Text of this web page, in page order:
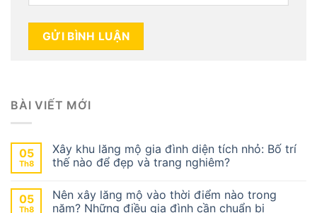
BÀI VIẾT MỚI
05
Th8
Xây khu lăng mộ gia đình diện tích nhỏ: Bố trí
thế nào để đẹp và trang nghiêm?
05
Th8
Nên xây lăng mộ vào thời điểm nào trong
năm? Những điều gia đình cần chuẩn bị